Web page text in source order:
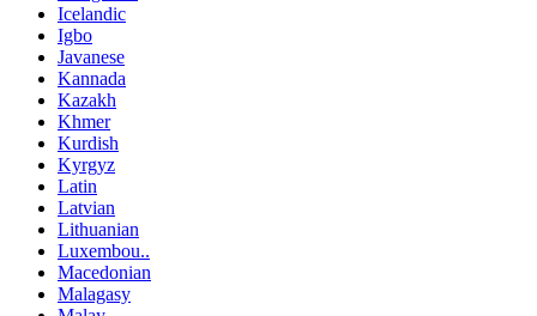
Icelandic
Igbo
Javanese
Kannada
Kazakh
Khmer
Kurdish
Kyrgyz
Latin
Latvian
Lithuanian
Luxembou..
Macedonian
Malagasy